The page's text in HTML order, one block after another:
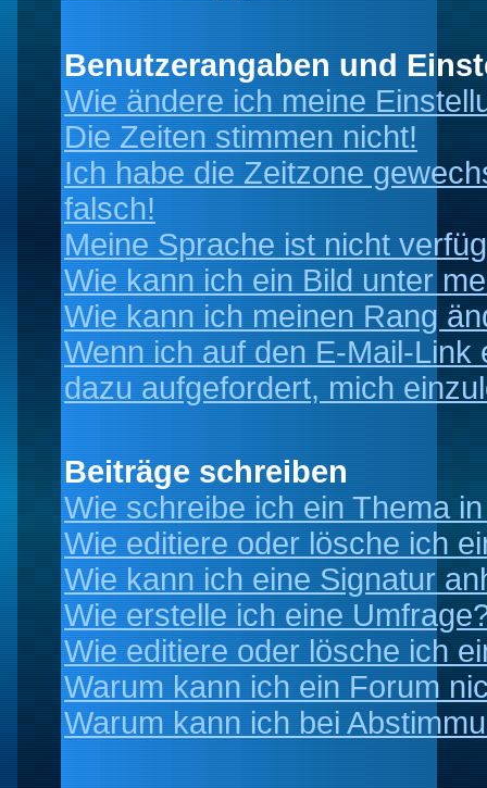
Benutzerangaben und
Wie ändere ich meine
Die Zeiten stimmen nicht!
Ich habe die Zeitzone
falsch!
Meine Sprache ist nicht
Wie kann ich ein Bild unter
Wie kann ich meinen Rang
Wenn ich auf den E-Mail-
dazu aufgefordert, mich
Beiträge schreiben
Wie schreibe ich ein Thema
Wie editiere oder lösche ich
Wie kann ich eine Signatur
Wie erstelle ich eine
Wie editiere oder lösche ich
Warum kann ich ein Forum
Warum kann ich bei